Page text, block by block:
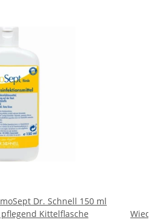
Dr. Schnell 150 ml
Kittelflasche